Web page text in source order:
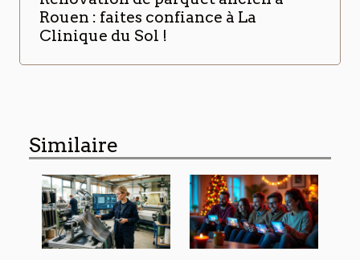
Rouen : faites confiance à La
Clinique du Sol !
Similaire